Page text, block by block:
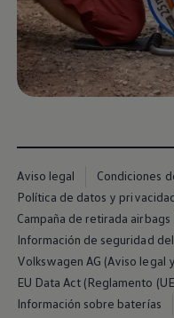
Conectividad
Ventajas para
Ventajas para
VW Connect
Descarga de
Actualización
Mantenimiento
Ventajas
Plan de
Baterías
Carrocería
Servicio
Asistencia y
Asistencia
Garantía
Ventajas
Vehículo
Aviso legal Condiciones
Política de datos y
Campaña de retirada airbags
Información de seguridad
Volkswagen AG (Aviso legal
EU Data Act (Reglamento
Información sobre baterías